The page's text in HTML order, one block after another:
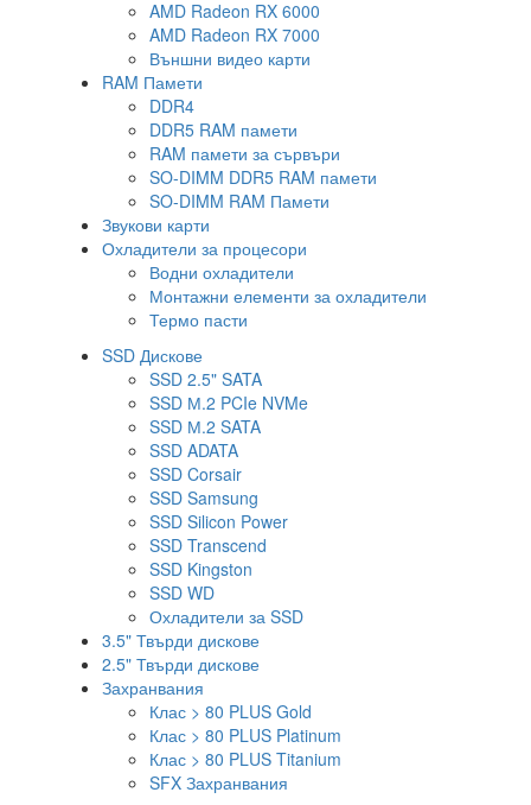
AMD Radeon RX 6000
AMD Radeon RX 7000
Външни видео карти
RAM Памети
DDR4
DDR5 RAM памети
RAM памети за сървъри
SO-DIMM DDR5 RAM памети
SO-DIMM RAM Памети
Звукови карти
Охладители за процесори
Водни охладители
Монтажни елементи за охладители
Термо пасти
SSD Дискове
SSD 2.5" SATA
SSD М.2 PCIe NVMe
SSD М.2 SATA
SSD ADATA
SSD Corsair
SSD Samsung
SSD Silicon Power
SSD Transcend
SSD Kingston
SSD WD
Охладители за SSD
3.5" Твърди дискове
2.5" Твърди дискове
Захранвания
Клас > 80 PLUS Gold
Клас > 80 PLUS Platinum
Клас > 80 PLUS Titanium
SFX Захранвания